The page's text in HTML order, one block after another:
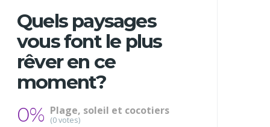
Quels paysages
vous font le plus
rêver en ce
moment?
0% Plage, soleil et cocotiers
(0 votes)